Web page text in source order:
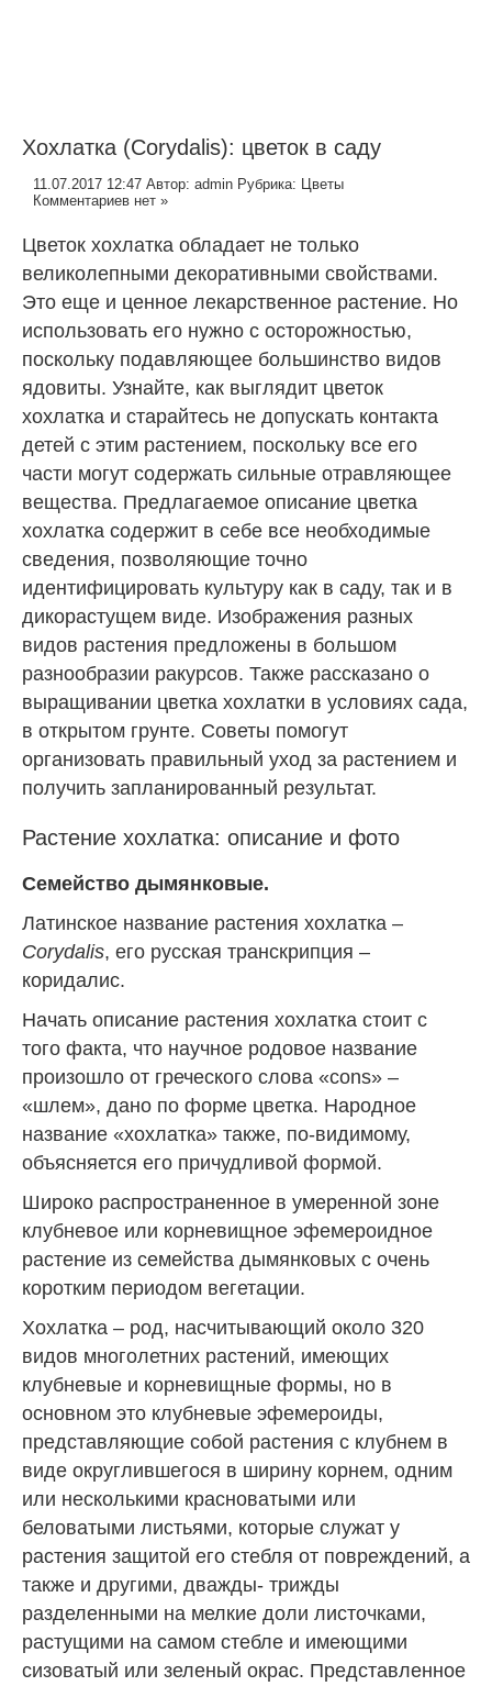
Хохлатка (Corydalis): цветок в саду
11.07.2017 12:47 Автор: admin Рубрика:
Цветы
Комментариев нет »
Цветок хохлатка обладает не только
великолепными декоративными свойствами.
Это еще и ценное лекарственное растение. Но
использовать его нужно с осторожностью,
поскольку подавляющее большинство видов
ядовиты. Узнайте, как выглядит цветок
хохлатка и старайтесь не допускать контакта
детей с этим растением, поскольку все его
части могут содержать сильные отравляющее
вещества. Предлагаемое описание цветка
хохлатка содержит в себе все необходимые
сведения, позволяющие точно
идентифицировать культуру как в саду, так и в
дикорастущем виде. Изображения разных
видов растения предложены в большом
разнообразии ракурсов. Также рассказано о
выращивании цветка хохлатки в условиях сада,
в открытом грунте. Советы помогут
организовать правильный уход за растением и
получить запланированный результат.
Растение хохлатка: описание и фото
Семейство дымянковые.
Латинское название растения хохлатка –
Corydalis, его русская транскрипция –
коридалис.
Начать описание растения хохлатка стоит с
того факта, что научное родовое название
произошло от греческого слова «cons» –
«шлем», дано по форме цветка. Народное
название «хохлатка» также, по-видимому,
объясняется его причудливой формой.
Широко распространенное в умеренной зоне
клубневое или корневищное эфемероидное
растение из семейства дымянковых с очень
коротким периодом вегетации.
Хохлатка – род, насчитывающий около 320
видов многолетних растений, имеющих
клубневые и корневищные формы, но в
основном это клубневые эфемероиды,
представляющие собой растения с клубнем в
виде округлившегося в ширину корнем, одним
или несколькими красноватыми или
беловатыми листьями, которые служат у
растения защитой его стебля от повреждений, а
также и другими, дважды- трижды
разделенными на мелкие доли листочками,
растущими на самом стебле и имеющими
сизоватый или зеленый окрас. Представленное